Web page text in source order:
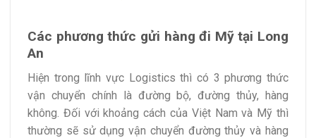
Các phương thức gửi hàng đi Mỹ tại Long
An
Hiện trong lĩnh vực Logistics thì có 3 phương thức
vận chuyển chính là đường bộ, đường thủy, hàng
không. Đối với khoảng cách của Việt Nam và Mỹ thì
thường sẽ sử dụng vận chuyển đường thủy và hàng